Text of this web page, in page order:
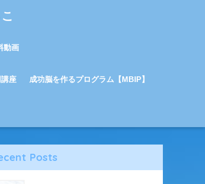
動画
座 成功脳を作るプログラム【MBIP】
Posts